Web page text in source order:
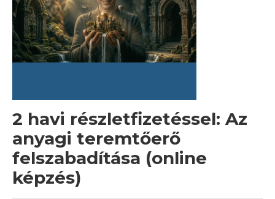
2 havi részletfizetéssel: Az
anyagi teremtőerő
felszabadítása (online
képzés)